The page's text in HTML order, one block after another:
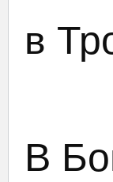
в
В